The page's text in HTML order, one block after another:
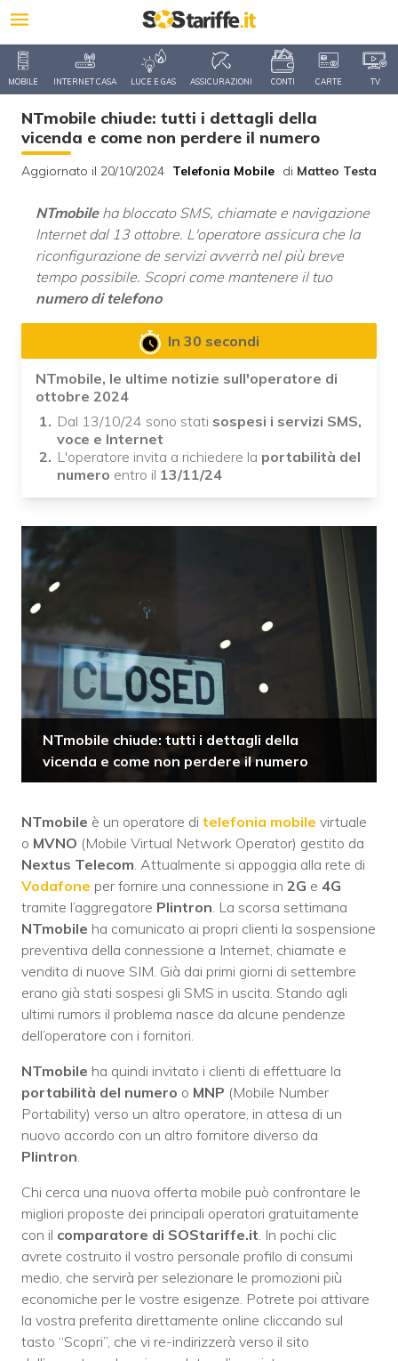
MOBILE INTERNET CASA LUCE E GAS ASSICURAZIONI CONTI CARTE TV
NTmobile chiude: tutti i dettagli della
vicenda e come non perdere il numero
Aggiornato il 20/10/2024 Telefonia Mobile di Matteo Testa
NTmobileha bloccato SMS, chiamate e navigazione
Internet dal 13 ottobre. L'operatore assicura che la
riconfigurazione de servizi avverrà nel più breve
tempo possibile. Scopri come mantenere il tuo
numero di telefono
In 30 secondi
NTmobile, le ultime notizie sull'operatore di
ottobre 2024
Dal 13/10/24 sono stati sospesi i servizi SMS,
voce e Internet
L'operatore invita a richiedere la portabilità del
numero entro il 13/11/24
NTmobile chiude: tutti i dettagli della
vicenda e come non perdere il numero
NTmobile è un operatore di telefonia mobile virtuale
o MVNO (Mobile Virtual Network Operator) gestito da
Nextus Telecom. Attualmente si appoggia alla rete di
Vodafone per fornire una connessione in 2G e 4G
tramite l’aggregatore Plintron. La scorsa settimana
NTmobile ha comunicato ai propri clienti la sospensione
preventiva della connessione a Internet, chiamate e
vendita di nuove SIM. Già dai primi giorni di settembre
erano già stati sospesi gli SMS in uscita. Stando agli
ultimi rumors il problema nasce da alcune pendenze
dell’operatore con i fornitori.
NTmobile ha quindi invitato i clienti di effettuare la
portabilità del numero o MNP (Mobile Number
Portability) verso un altro operatore, in attesa di un
nuovo accordo con un altro fornitore diverso da
Plintron.
Chi cerca una nuova offerta mobile può confrontare le
migliori proposte dei principali operatori gratuitamente
con il comparatore di SOStariffe.it. In pochi clic
avrete costruito il vostro personale profilo di consumi
medio, che servirà per selezionare le promozioni più
economiche per le vostre esigenze. Potrete poi attivare
la vostra preferita direttamente online cliccando sul
tasto “Scopri”, che vi re-indirizzerà verso il sito